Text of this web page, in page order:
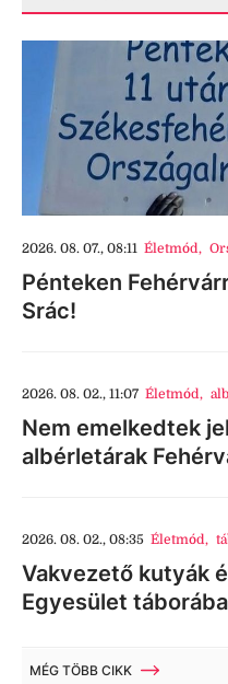
2026. 08. 07., 08:11 Életmód,
Pénteken
Srác!
2026. 08. 02., 11:07 Életmód,
Nem emelkedtek
albérletárak
2026. 08. 02., 08:35 Életmód,
Vakvezető kutyák
Egyesület táborába
MÉG TÖBB CIKK